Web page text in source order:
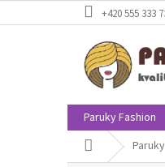
na
+420 555 333
Paruky Fashion
Domů